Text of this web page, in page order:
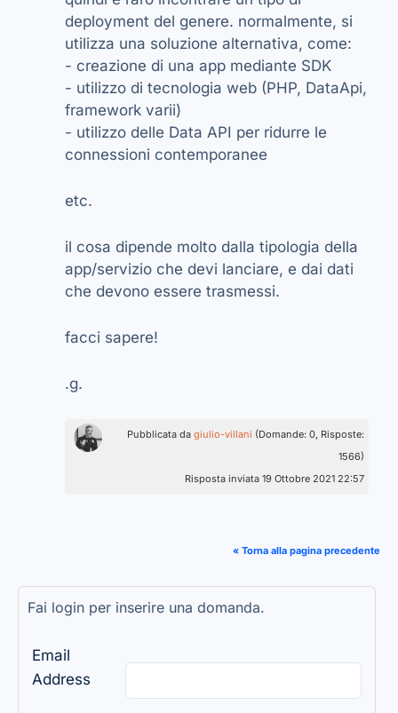
deployment del genere. normalmente, si
utilizza una soluzione alternativa, come:
- creazione di una app mediante SDK
- utilizzo di tecnologia web (PHP, DataApi,
framework varii)
- utilizzo delle Data API per ridurre le
connessioni contemporanee
etc.
il cosa dipende molto dalla tipologia della
app/servizio che devi lanciare, e dai dati
che devono essere trasmessi.
facci sapere!
.g.
Pubblicata da giulio-villani (Domande: 0, Risposte:
1566)
Risposta inviata 19 Ottobre 2021 22:57
« Torna alla pagina precedente
Fai login per inserire una domanda.
Email
Address